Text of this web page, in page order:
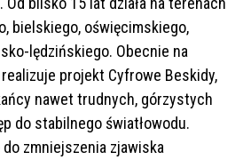
bielskiego, oświęcimskiego,
lędzińskiego. Obecnie na
projekt Cyfrowe Beskidy,
nawet trudnych, górzystych
do stabilnego światłowodu.
zmniejszenia zjawiska